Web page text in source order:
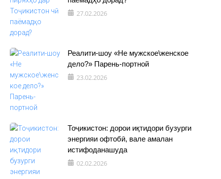
27.02.2026
Реалити-шоу «Не мужское\женское
дело?» Парень-портной
23.02.2026
Тоҷикистон: дорои иқтидори бузурги
энергияи офтобӣ, вале амалан
истифоданашуда
02.02.2026